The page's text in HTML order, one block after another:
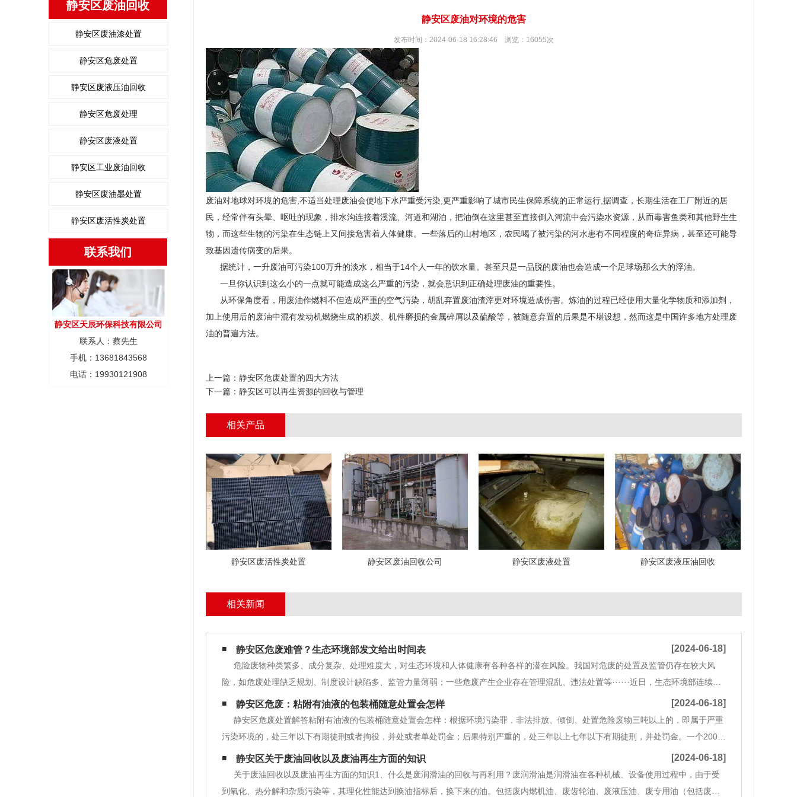
静安区废油回收
静安区废油漆处置
静安区危废处置
静安区废液压油回收
静安区危废处理
静安区废液处置
静安区工业废油回收
静安区废油墨处置
静安区废活性炭处置
联系我们
静安区天辰环保科技有限公司
联系人：蔡先生
手机：13681843568
电话：19930121908
静安区废油对环境的危害
发布时间：2024-06-18 16:28:46 浏览：16055次
废油对地球对环境的危害,不适当处理废油会使地下水严重受污染,更严重影响了城市民生保障系统的正常运行,据调查，长期生活在工厂附近的居
民，经常伴有头晕、呕吐的现象，排水沟连接着溪流、河道和湖泊，把油倒在这里甚至直接倒入河流中会污染水资源，从而毒害鱼类和其他野生生
物，而这些生物的污染在生态链上又间接危害着人体健康。一些落后的山村地区，农民喝了被污染的河水患有不同程度的奇症异病，甚至还可能导
致基因遗传病变的后果。
据统计，一升废油可污染100万升的淡水，相当于14个人一年的饮水量。甚至只是一品脱的废油也会造成一个足球场那么大的浮油。
一旦你认识到这么小的一点就可能造成这么严重的污染，就会意识到正确处理废油的重要性。
从环保角度看，用废油作燃料不但造成严重的空气污染，胡乱弃置废油渣滓更对环境造成伤害。炼油的过程已经使用大量化学物质和添加剂，
加上使用后的废油中混有发动机燃烧生成的积炭、机件磨损的金属碎屑以及硫酸等，被随意弃置的后果是不堪设想，然而这是中国许多地方处理废
油的普遍方法。
上一篇： 静安区危废处置的四大方法
下一篇： 静安区可以再生资源的回收与管理
相关产品
静安区废活性炭处置 静安区废油回收公司 静安区废液处置 静安区废液压油回收
相关新闻
静安区危废难管？生态环境部发文给出时间表 [2024-06-18]
危险废物种类繁多、成分复杂、处理难度大，对生态环境和人体健康有各种各样的潜在风险。我国对危废的处置及监管仍存在较大风
险，如危废处理缺乏规划、制度设计缺陷多、监管力量薄弱；一些危废产生企业存在管理混乱、违法处置等······近日，生态环境部连续公
布两项危险废物相关标准，一项是国家标准《危险废物鉴别标准通则》(以下简称《通则》)，另一项为行业标准《危险废物鉴别技术规范》
(以下简称《技术规范》)。两项标
静安区危废：粘附有油液的包装桶随意处置会怎样 [2024-06-18]
静安区危废处置解答粘附有油液的包装桶随意处置会怎样：根据环境污染罪，非法排放、倾倒、处置危险废物三吨以上的，即属于严重
污染环境的，处三年以下有期徒刑或者拘役，并处或者单处罚金；后果特别严重的，处三年以上七年以下有期徒刑，并处罚金。一个200L
工业油桶净重按照15kg估算，非法处置200个油桶，就有三吨以上，即可造成严重污染环境罪。2018年7月11日，生态环境部办公厅颁发
的《中华人民共和国固体废物污
静安区关于废油回收以及废油再生方面的知识 [2024-06-18]
关于废油回收以及废油再生方面的知识1、什么是废润滑油的回收与再利用？废润滑油是润滑油在各种机械、设备使用过程中，由于受
到氧化、热分解和杂质污染等，其理化性能达到换油指标后，换下来的油。包括废内燃机油、废齿轮油、废液压油、废专用油（包括废变